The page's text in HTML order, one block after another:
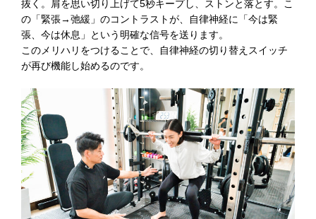
抜く。肩を思い切り上げて5秒キープし、ストンと落とす。こ
の「緊張→弛緩」のコントラストが、自律神経に「今は緊
張、今は休息」という明確な信号を送ります。
このメリハリをつけることで、自律神経の切り替えスイッチ
が再び機能し始めるのです。